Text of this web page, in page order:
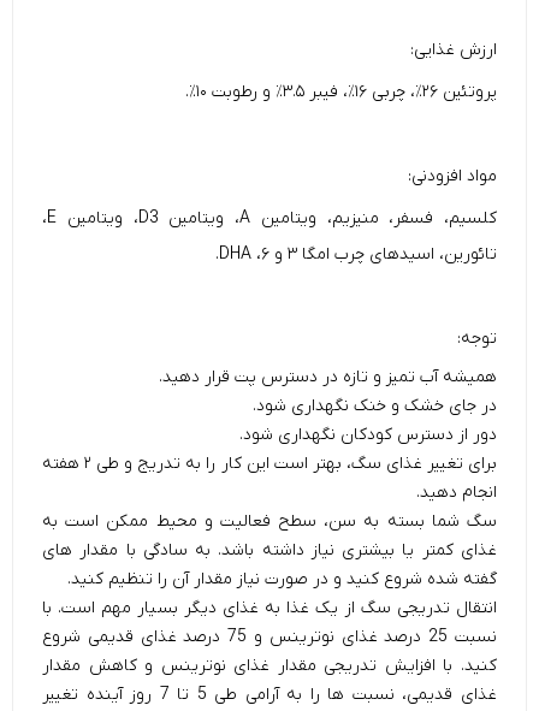
ارزش غذایی:
پروتئین ۲۶٪، چربی ۱۶٪، فیبر ۳.۵٪ و رطوبت ۱۰٪.
مواد افزودنی:
کلسیم، فسفر، منیزیم، ویتامین A، ویتامین D3، ویتامین E،
تائورین، اسید‌های چرب امگا ۳ و ۶، DHA.
توجه:
همیشه آب تمیز و تازه در دسترس پت قرار دهید.
در جای خشک و خنک نگهداری شود.
دور از دسترس کودکان نگهداری شود.
برای تغییر غذای سگ، بهتر است این کار را به تدریج و طی ۲ هفته
انجام دهید.
سگ شما بسته به سن، سطح فعالیت و محیط ممکن است به
غذای کمتر یا بیشتری نیاز داشته باشد. به سادگی با مقدار های
گفته شده شروع کنید و در صورت نیاز مقدار آن را تنظیم کنید.
انتقال تدریجی سگ از یک غذا به غذای دیگر بسیار مهم است. با
نسبت 25 درصد غذای نوترینس و 75 درصد غذای قدیمی شروع
کنید. با افزایش تدریجی مقدار غذای نوترینس و کاهش مقدار
غذای قدیمی، نسبت ها را به آرامی طی 5 تا 7 روز آینده تغییر